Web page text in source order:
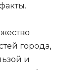
города,
и